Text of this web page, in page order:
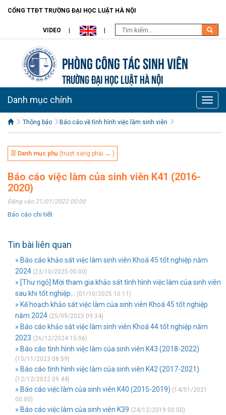
CỔNG TTĐT TRƯỜNG ĐẠI HỌC LUẬT HÀ NỘI
VIDEO
Phòng Công tác sinh viên
TRƯỜNG ĐẠI HỌC LUẬT HÀ NỘI
Toggle
Danh mục chính
Thông báo Báo cáo về tình hình việc làm sinh viên
☰ Danh mục phụ (trượt sang phải → )
Báo cáo việc làm của sinh viên K41 (2016-
2020)
Đăng vào 21/01/2022 00:00
Báo cáo chi tiết
Tin bài liên quan
» Báo cáo khảo sát việc làm sinh viên Khoá 45 tốt nghiệp năm
2024 (23/10/2025 00:00)
» [Thư ngỏ] Mời tham gia khảo sát tình hình việc làm của sinh viên
sau khi tốt nghiệp...
(01/10/2025 10:11)
» Kế hoạch khảo sát việc làm của sinh viên Khoá 45 tốt nghiệp
năm 2024 (25/09/2025 09:34)
» Báo cáo khảo sát việc làm sinh viên Khoá 44 tốt nghiệp năm
2023 (26/12/2024 15:06)
» Báo cáo tình hình việc làm của sinh viên K43 (2018-2022)
(15/11/2023 08:59)
» Báo cáo tình hình việc làm của sinh viên K42 (2017-2021)
(12/12/2022 09:44)
» Báo cáo việc làm của sinh viên K40 (2015-2019) (14/01/2021
00:00)
» Báo cáo việc làm của sinh viên K39 (24/12/2019 00:00)